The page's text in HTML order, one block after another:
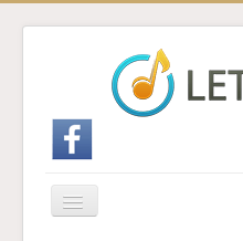
Cambiar
navegación